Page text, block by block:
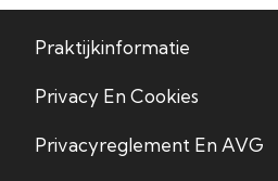
Praktijkinformatie
Privacy En Cookies
Privacyreglement En AVG